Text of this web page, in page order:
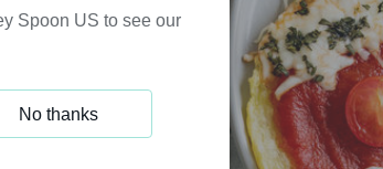
Spoon US to see our
No thanks